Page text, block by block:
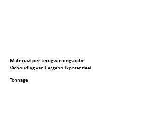
Materiaal per terugwinningsoptie
Verhouding van Hergebruikpotentieel.
Tonnage